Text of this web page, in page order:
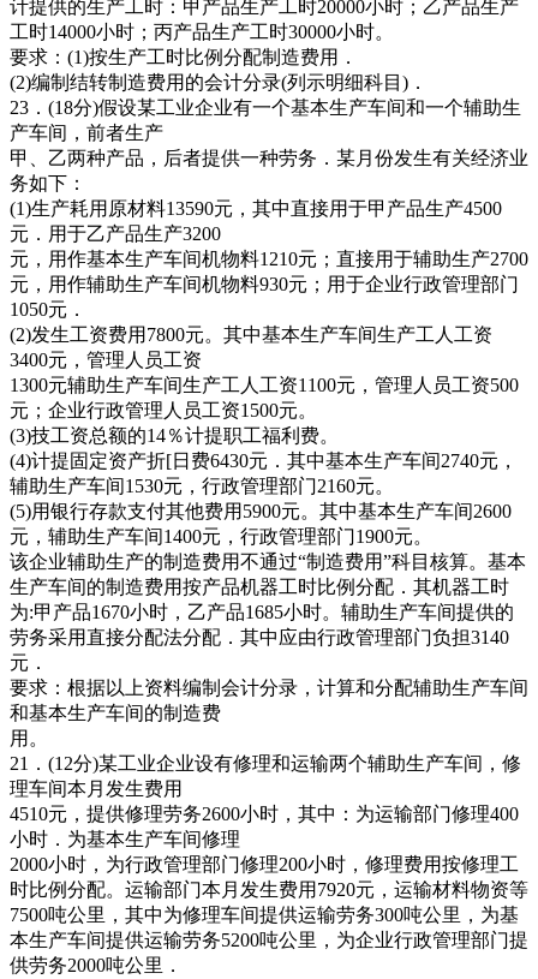
计提供的生产工时：甲产品生产工时20000小时；乙产品生产
工时14000小时；丙产品生产工时30000小时。
要求：(1)按生产工时比例分配制造费用．
(2)编制结转制造费用的会计分录(列示明细科目)．
23．(18分)假设某工业企业有一个基本生产车间和一个辅助生
产车间，前者生产
甲、乙两种产品，后者提供一种劳务．某月份发生有关经济业
务如下：
(1)生产耗用原材料13590元，其中直接用于甲产品生产4500
元．用于乙产品生产3200
元，用作基本生产车间机物料1210元；直接用于辅助生产2700
元，用作辅助生产车间机物料930元；用于企业行政管理部门
1050元．
(2)发生工资费用7800元。其中基本生产车间生产工人工资
3400元，管理人员工资
1300元辅助生产车间生产工人工资1100元，管理人员工资500
元；企业行政管理人员工资1500元。
(3)技工资总额的14％计提职工福利费。
(4)计提固定资产折[日费6430元．其中基本生产车间2740元，
辅助生产车间1530元，行政管理部门2160元。
(5)用银行存款支付其他费用5900元。其中基本生产车间2600
元，辅助生产车间1400元，行政管理部门1900元。
该企业辅助生产的制造费用不通过“制造费用”科目核算。基本
生产车间的制造费用按产品机器工时比例分配．其机器工时
为:甲产品1670小时，乙产品1685小时。辅助生产车间提供的
劳务采用直接分配法分配．其中应由行政管理部门负担3140
元．
要求：根据以上资料编制会计分录，计算和分配辅助生产车间
和基本生产车间的制造费
用。
21．(12分)某工业企业设有修理和运输两个辅助生产车间，修
理车间本月发生费用
4510元，提供修理劳务2600小时，其中：为运输部门修理400
小时．为基本生产车间修理
2000小时，为行政管理部门修理200小时，修理费用按修理工
时比例分配。运输部门本月发生费用7920元，运输材料物资等
7500吨公里，其中为修理车间提供运输劳务300吨公里，为基
本生产车间提供运输劳务5200吨公里，为企业行政管理部门提
供劳务2000吨公里．